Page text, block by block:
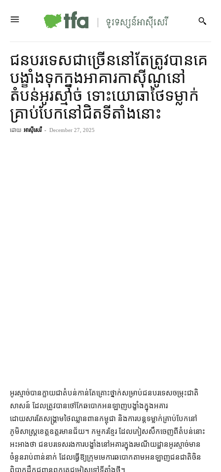
ជនបរទេសជាច្រើននៅតែត្រូវបានគេ
បង្ខាំងទុកក្នុងអាគារកាស៊ីណូនៅ
តំបន់អូរស្មាច់ ទោះយោធាថៃទម្លាក់
គ្រាប់បែកនៅជិតទីតាំងនោះ
ដោយ អាស៊ីសេរី - December 27, 2025
អូរស្មាច់បានក្លាយជាតំបន់កាន់តែគ្រោះថ្នាក់សម្រាប់ជនបរទេសចម្រុះជាតិ
សាសន៍ ដែលត្រូវបានថៅកែឆបោកអនឡាញបង្ខាំងក្នុងអគារ
ដោយសារតែសង្គ្រាមថៃឈ្លានពានកម្ពុជា និងការបន្តទម្លាក់គ្រាប់បែកនៅ
ភូមិសាស្ត្រខេត្តឧត្តរមានជ័យ។ កម្មករខ្មែរ ដែលភៀសសឹកចេញពីតំបន់នោះ
អះអាងថា ជនបរទេសរងការបង្ខាំងនៅអគារក្នុងរមណីយដ្ឋានអូរស្មាច់មាន
ចំនួនរាប់ពាន់នាក់ ដែលធ្វើឱ្យក្រុមមេការឆបោកតាមអនឡាញជនជាតិចិន
ពិបាកដឹកជញ្ជូនពួកគេជម្លៀសទៅទីតាំងថ្មី។